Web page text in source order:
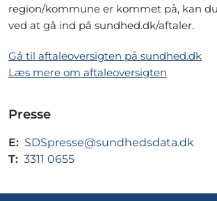
region/kommune er kommet på, kan
ved at gå ind på sundhed.dk/aftaler.
Gå til aftaleoversigten på sundhed.dk
Læs mere om aftaleoversigten
Presse
E: SDSpresse@sundhedsdata.dk
T: 3311 0655